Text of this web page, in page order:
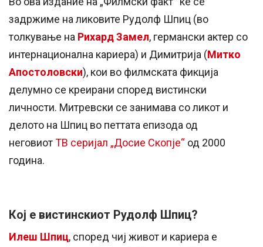
задржиме на ликовите Рудолф Шпиц (во
толкување на Рихард Замел, германски актер со
интернационална кариера) и Димитрија (Митко
Апостоловски), кои во филмската фикција
делумно се креирани според вистински
личности. Митревски се занимава со ликот и
делото на Шпиц во петтата епизода од
неговиотТВ серијал „Досие Скопје“ од 2000
година.
Кој е вистинскиот Рудолф Шпиц?
Илеш Шпиц, според чиј живот и кариера е